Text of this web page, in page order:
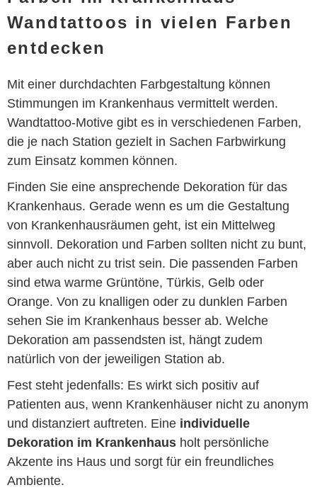
Wandtattoos in vielen Farben
entdecken
Mit einer durchdachten Farbgestaltung können
Stimmungen im Krankenhaus vermittelt werden.
Wandtattoo-Motive gibt es in verschiedenen Farben,
die je nach Station gezielt in Sachen Farbwirkung
zum Einsatz kommen können.
Finden Sie eine ansprechende Dekoration für das
Krankenhaus. Gerade wenn es um die Gestaltung
von Krankenhausräumen geht, ist ein Mittelweg
sinnvoll. Dekoration und Farben sollten nicht zu bunt,
aber auch nicht zu trist sein. Die passenden Farben
sind etwa warme Grüntöne, Türkis, Gelb oder
Orange. Von zu knalligen oder zu dunklen Farben
sehen Sie im Krankenhaus besser ab. Welche
Dekoration am passendsten ist, hängt zudem
natürlich von der jeweiligen Station ab.
Fest steht jedenfalls: Es wirkt sich positiv auf
Patienten aus, wenn Krankenhäuser nicht zu anonym
und distanziert auftreten. Eine individuelle
Dekoration im Krankenhaus holt persönliche
Akzente ins Haus und sorgt für ein freundliches
Ambiente.